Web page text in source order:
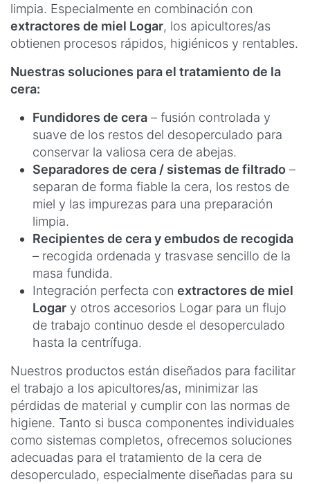
limpia. Especialmente en combinación con
extractores de miel Logar, los apicultores/as
obtienen procesos rápidos, higiénicos y rentables.
Nuestras soluciones para el tratamiento de la
cera:
Fundidores de cera – fusión controlada y
suave de los restos del desoperculado para
conservar la valiosa cera de abejas.
Separadores de cera / sistemas de filtrado –
separan de forma fiable la cera, los restos de
miel y las impurezas para una preparación
limpia.
Recipientes de cera y embudos de recogida
– recogida ordenada y trasvase sencillo de la
masa fundida.
Integración perfecta con extractores de miel
Logar y otros accesorios Logar para un flujo
de trabajo continuo desde el desoperculado
hasta la centrífuga.
Nuestros productos están diseñados para facilitar
el trabajo a los apicultores/as, minimizar las
pérdidas de material y cumplir con las normas de
higiene. Tanto si busca componentes individuales
como sistemas completos, ofrecemos soluciones
adecuadas para el tratamiento de la cera de
desoperculado, especialmente diseñadas para su